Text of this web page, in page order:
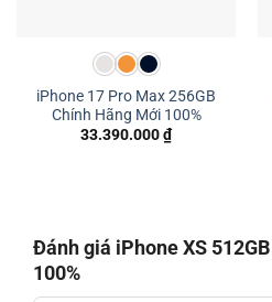
iPhone 17 Pro Max 256GB
Chính Hãng Mới 100%
33.390.000₫
Đánh giá iPhone XS
100%